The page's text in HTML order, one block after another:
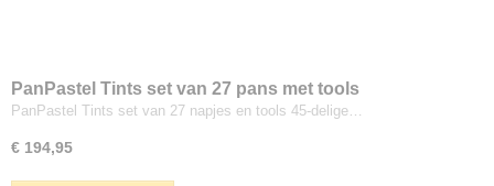
PanPastel Tints set van 27 pans met tools
PanPastel Tints set van 27 napjes en tools 45-delige…
€ 194,95